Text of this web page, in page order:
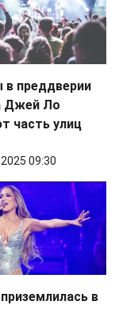
преддверии
Джей Ло
часть улиц
09:30
в